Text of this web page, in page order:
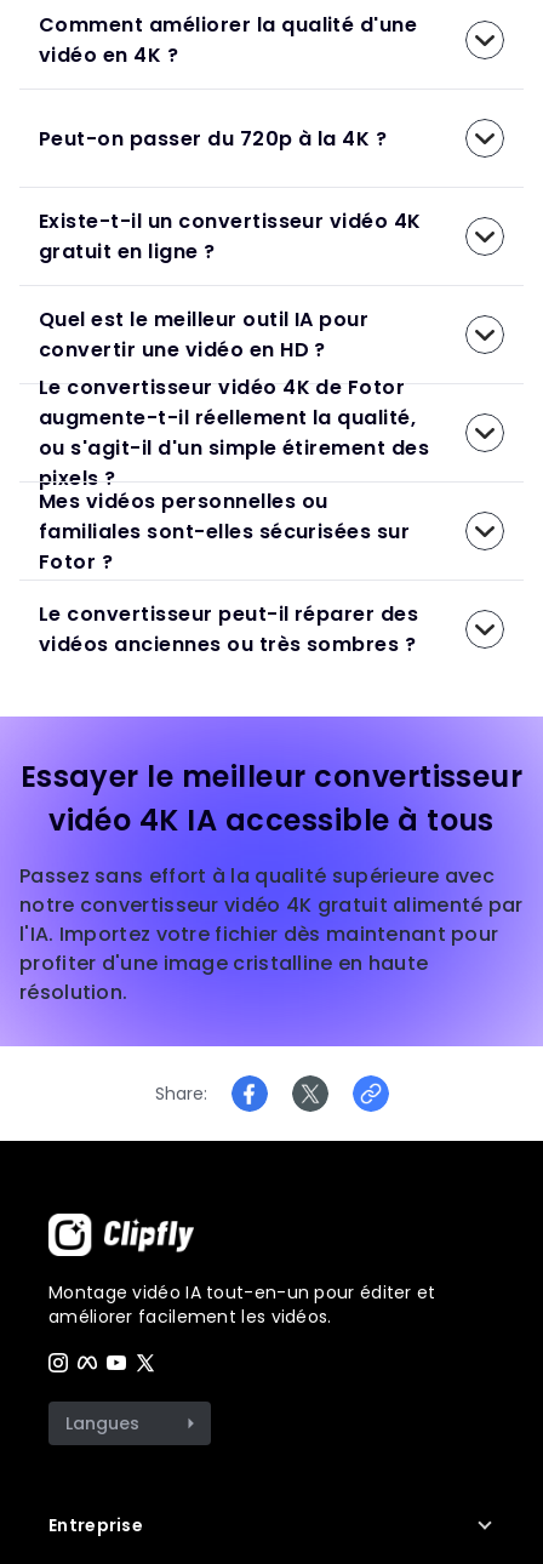
Comment améliorer la qualité d'une
vidéo en 4K ?
Peut-on passer du 720p à la 4K ?
Existe-t-il un convertisseur vidéo 4K
gratuit en ligne ?
Quel est le meilleur outil IA pour
convertir une vidéo en HD ?
Le convertisseur vidéo 4K de Fotor
augmente-t-il réellement la qualité,
ou s'agit-il d'un simple étirement des
pixels ?
Mes vidéos personnelles ou
familiales sont-elles sécurisées sur
Fotor ?
Le convertisseur peut-il réparer des
vidéos anciennes ou très sombres ?
Essayer le meilleur convertisseur
vidéo 4K IA accessible à tous
Passez sans effort à la qualité supérieure avec
notre convertisseur vidéo 4K gratuit alimenté par
l'IA. Importez votre fichier dès maintenant pour
profiter d'une image cristalline en haute
résolution.
Share
Montage vidéo IA tout-en-un pour éditer et
améliorer facilement les vidéos.
Langues
Entreprise